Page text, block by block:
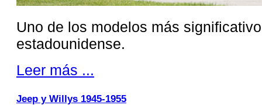
Uno de los modelos más
estadounidense.
Leer más ...
Jeep y Willys 1945-1955